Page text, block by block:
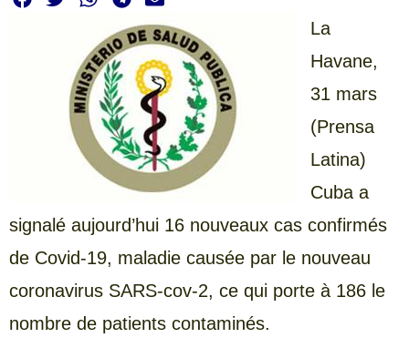
La
Havane,
31 mars
(Prensa
Latina)
Cuba a
signalé aujourd’hui 16 nouveaux cas confirmés
de Covid-19, maladie causée par le nouveau
coronavirus SARS-cov-2, ce qui porte à 186 le
nombre de patients contaminés.